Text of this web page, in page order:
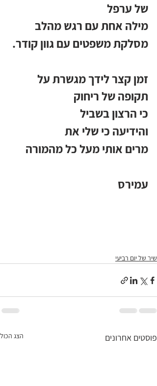
של ערפל
מילה אחת עם רגש מהלב
מסלקת משפטים עם גוון קודר.
זמן קצר לידך מגשרת על
תקופה של ריחוק
כי הרצון בשביל
והידיעה כי שלי את
מרים אותי מעל כל מהמורה
עמירס
שיר של יום רביעי
פוסטים אחרונים הצג הכול